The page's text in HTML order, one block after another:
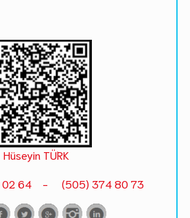
Hüseyin TÜRK
02 64 - (505) 374 80 73